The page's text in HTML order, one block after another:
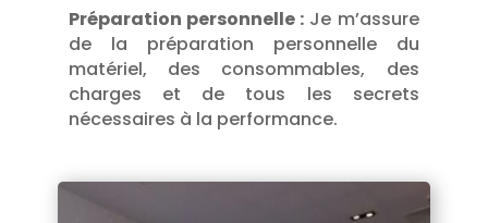
Préparation personnelle :Je m’assure
de la préparation personnelle du
matériel, des consommables, des
charges et de tous les secrets
nécessaires à la performance.